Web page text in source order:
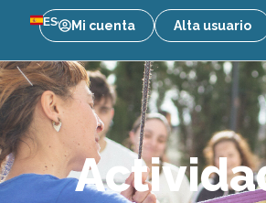
ES Mi cuenta Alta usuario